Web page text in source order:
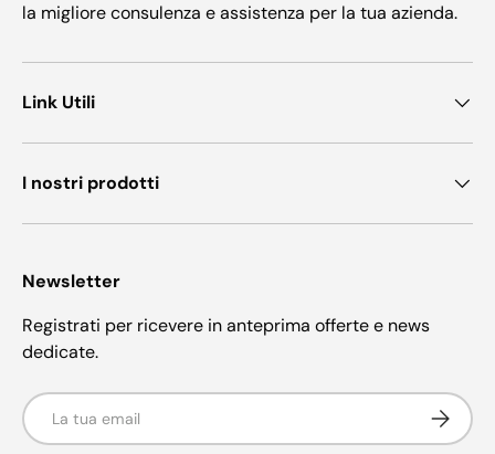
la migliore consulenza e assistenza per la tua azienda.
Link Utili
I nostri prodotti
Newsletter
Registrati per ricevere in anteprima offerte e news
dedicate.
Email Iscriviti